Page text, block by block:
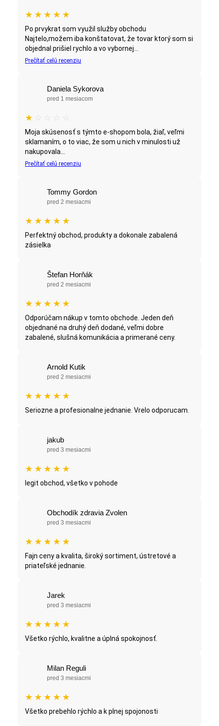
★ ★ ★ ★ ★
Po prvykrat som využil služby obchodu
Najtelo,možem iba konštatovat, že tovar ktorý som si
objednal prišiel rychlo a vo vybornej...
Prečítať celú recenziu
Daniela Sykorova
pred 1 mesiacom
★ ☆ ☆ ☆ ☆
Moja skúsenosť s týmto e-shopom bola, žiaľ, veľmi
sklamaním, o to viac, že som u nich v minulosti už
nakupovala...
Prečítať celú recenziu
Tommy Gordon
pred 2 mesiacmi
★ ★ ★ ★ ★
Perfektný obchod, produkty a dokonale zabalená
zásielka
Štefan Horňák
pred 2 mesiacmi
★ ★ ★ ★ ★
Odporúčam nákup v tomto obchode. Jeden deň
objednané na druhý deň dodané, veľmi dobre
zabalené, slušná komunikácia a primerané ceny.
Arnold Kutik
pred 2 mesiacmi
★ ★ ★ ★ ★
Seriozne a profesionalne jednanie. Vrelo odporucam.
jakub
pred 3 mesiacmi
★ ★ ★ ★ ★
legit obchod, všetko v pohode
Obchodík zdravia Zvolen
pred 3 mesiacmi
★ ★ ★ ★ ★
Fajn ceny a kvalita, široký sortiment, ústretové a
priateľské jednanie.
Jarek
pred 3 mesiacmi
★ ★ ★ ★ ★
Všetko rýchlo, kvalitne a úplná spokojnosť.
Milan Reguli
pred 3 mesiacmi
★ ★ ★ ★ ★
Všetko prebehlo rýchlo a k plnej spojonosti